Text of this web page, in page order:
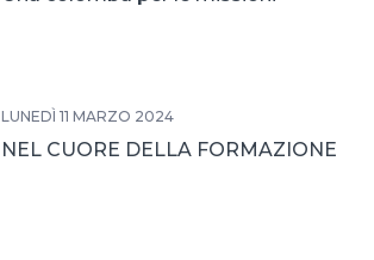
LUNEDÌ 11 MARZO 2024
NEL CUORE DELLA FORMAZIONE